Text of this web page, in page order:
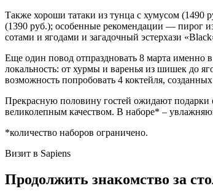
Также хороши татаки из тунца с хумусом (1490
(1390 руб.); особенные рекомендации — пирог
сотами и ягодами и загадочный эстерхази
Еще один повод отпраздновать 8 марта именно
локальность: от хурмы и варенья из шишек до
возможность попробовать 4 коктейля,
Прекрасную половину гостей ожидают подарки
великолепным качеством. В наборе* –
*количество наборов ограничено.
Визит в Sapiens
Продолжить знакомство за